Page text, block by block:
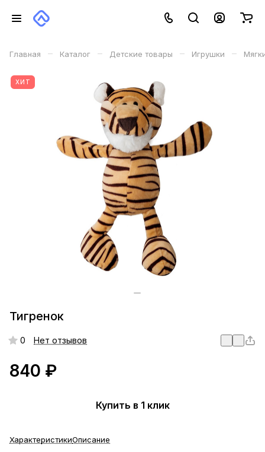
Главная – Каталог – Детские товары – Игрушки –
ХИТ
Тигренок
0 Нет отзывов
840 ₽
Купить в 1 клик
ХарактеристикиОписание